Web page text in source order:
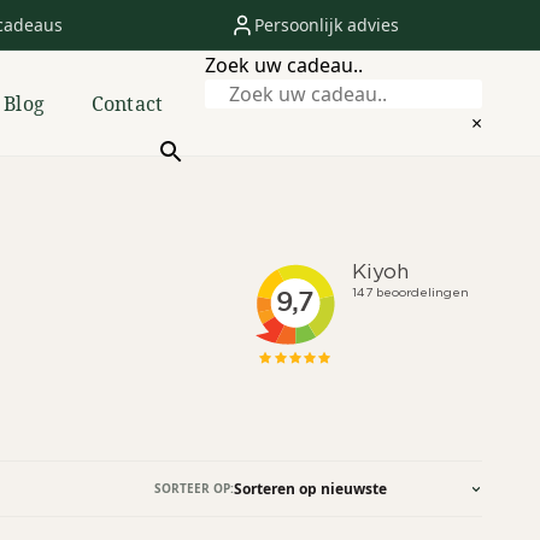
Persoonlijk advies
Blog Contact
Zoek uw cadeau..
×
SORTEER OP: